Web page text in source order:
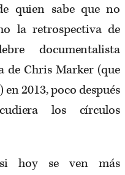
quien sabe que no
la retrospectiva de
documentalista
de Chris Marker (que
2013, poco después
los círculos
hoy se ven más